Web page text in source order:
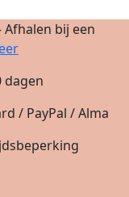
bij een
dagen
/ PayPal / Alma